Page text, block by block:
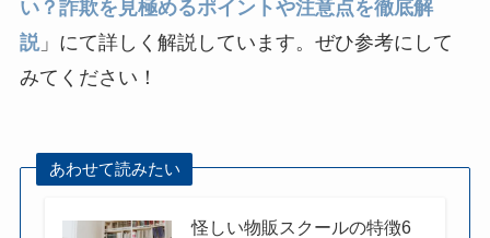
い？詐欺を見極めるポイントや注意点を徹底解
説」にて詳しく解説しています。ぜひ参考にして
みてください！
あわせて読みたい
怪しい物販スクールの特徴6